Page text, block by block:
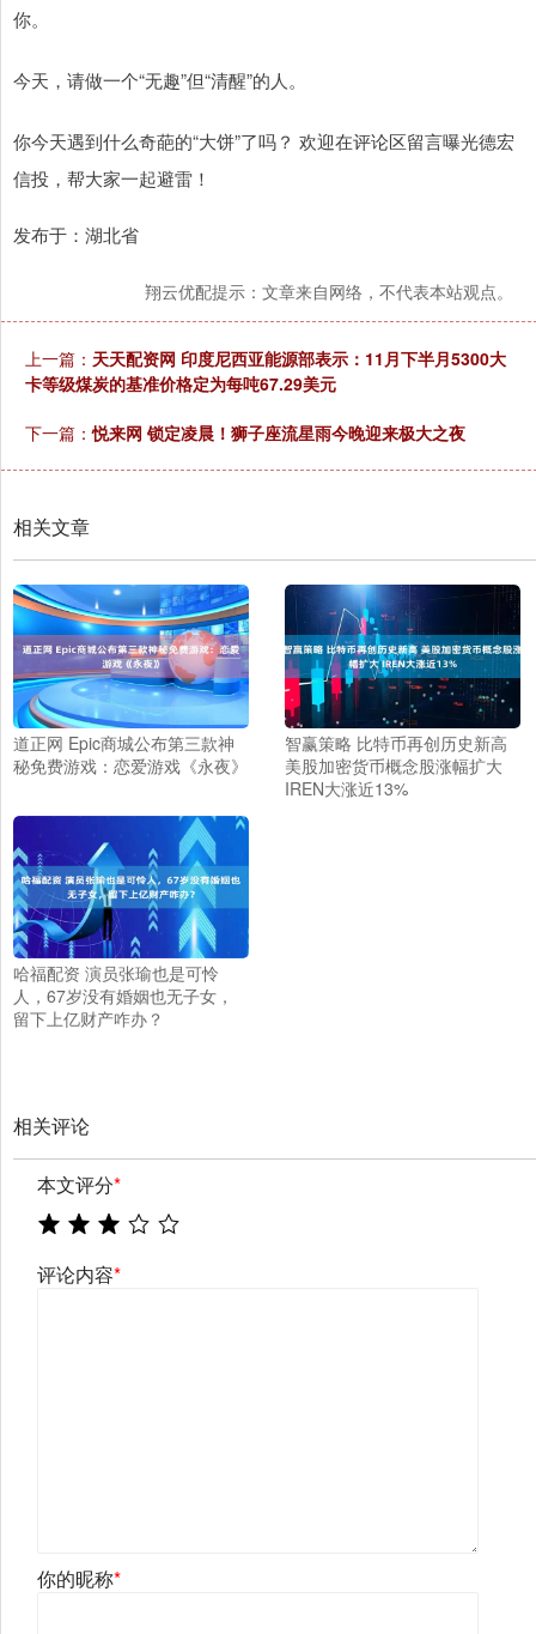
你。
今天，请做一个“无趣”但“清醒”的人。
你今天遇到什么奇葩的“大饼”了吗？ 欢迎在评论区留言曝光德宏
信投，帮大家一起避雷！
发布于：湖北省
翔云优配提示：文章来自网络，不代表本站观点。
上一篇： 天天配资网 印度尼西亚能源部表示：11月下半月5300大
卡等级煤炭的基准价格定为每吨67.29美元
下一篇：悦来网 锁定凌晨！狮子座流星雨今晚迎来极大之夜
相关文章
道正网 Epic商城公布第三款神
秘免费游戏：恋爱游戏《永夜》
智赢策略 比特币再创历史新高
美股加密货币概念股涨幅扩大
IREN大涨近13%
哈福配资 演员张瑜也是可怜
人，67岁没有婚姻也无子女，
留下上亿财产咋办？
相关评论
本文评分*
评论内容*
你的昵称*